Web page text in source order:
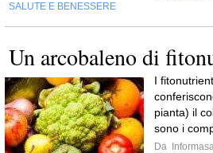
SALUTE E BENESSERE
Un arcobaleno di
I
pianta) il
sono i
Da